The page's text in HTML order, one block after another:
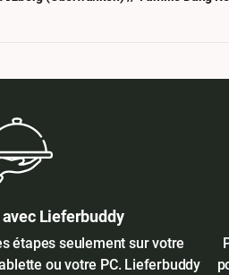
Lieferbuddy
étapes seulement sur votre
ou votre PC. Lieferbuddy